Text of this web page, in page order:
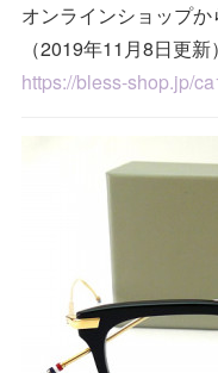
オンラインショップか
（2019年11月8日更新）
https://bless-shop.jp/